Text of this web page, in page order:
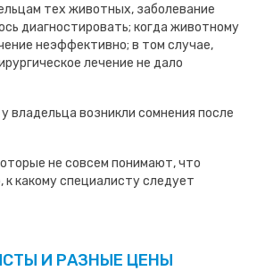
тех животных, заболевание
диагностировать; когда животному
неэффективно; в том случае,
лечение не дало
владельца возникли сомнения после
не совсем понимают, что
какому специалисту следует
И РАЗНЫЕ ЦЕНЫ